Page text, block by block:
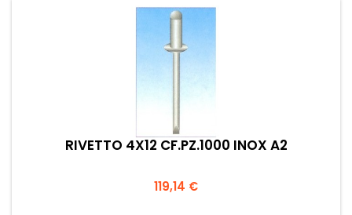
RIVETTO 4X12 CF.PZ.1000 INOX A2
Prezzo
119,14 €